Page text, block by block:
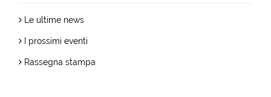
Le ultime news
I prossimi eventi
Rassegna stampa